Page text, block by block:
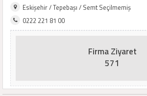
Eskişehir / Tepebaşı / Semt Seçilmemiş
0222 221 81 00
Firma Ziyaret
571